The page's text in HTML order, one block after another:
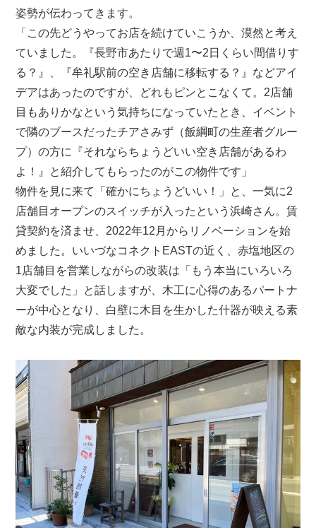
姿勢が伝わってきます。
「この先どうやってお店を続けていこうか、漠然と考え
ていました。『長野市あたりで週1〜2日くらい間借りす
る？』、『牟礼駅前の空き店舗に移転する？』などアイ
デアはあったのですが、どれもピンとこなくて。2店舗
目もありかなという気持ちになっていたとき、イベント
で隣のブースだったチアさみず（飯綱町の生産者グルー
プ）の方に『それならちょうどいい空き店舗があるわ
よ！』と紹介してもらったのがこの物件です」
物件を見に来て「確かにちょうどいい！」と、一気に2
店舗目オープンのスイッチが入ったという浜崎さん。賃
貸契約を済ませ、2022年12月からリノベーションを始
めました。いいづなコネクトEASTの近く、赤塩地区の
1店舗目を営業しながらの改装は「もう本当にいろいろ
大変でした」と話しますが、木工に心得のあるパートナ
ーが中心となり、白壁に木目を生かした什器が映える素
敵な内装が完成しました。